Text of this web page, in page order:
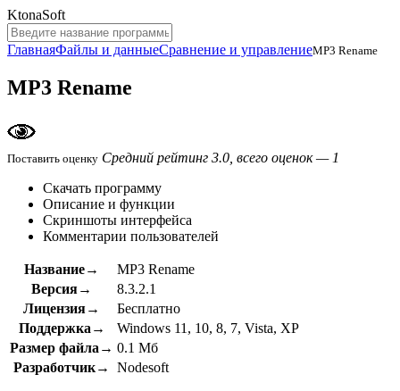
KtonaSoft
ГлавнаяФайлы и данныеСравнение и управлениеMP3 Rename
MP3 Rename
Поставить оценку Средний рейтинг 3.0, всего оценок — 1
Скачать программу
Описание и функции
Скриншоты интерфейса
Комментарии пользователей
Название→
MP3 Rename
Версия→
8.3.2.1
Лицензия→
Бесплатно
Поддержка→
Windows 11, 10, 8, 7, Vista, XP
Размер файла→ 0.1 Мб
Разработчик→
Nodesoft